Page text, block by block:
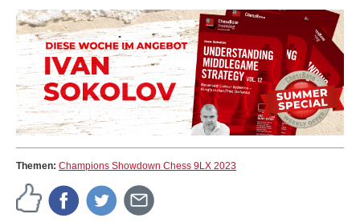
Themen: Champions Showdown Chess 9LX 2023